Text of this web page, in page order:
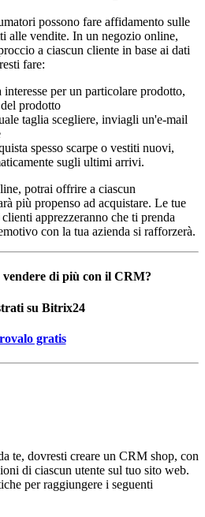
possono fare affidamento sulle
alle vendite. In un negozio online,
a ciascun cliente in base ai dati
fare:
interesse per un particolare prodotto,
prodotto
taglia scegliere, inviagli un'e-mail
spesso scarpe o vestiti nuovi,
sugli ultimi arrivi.
potrai offrire a ciascun
più propenso ad acquistare. Le tue
apprezzeranno che ti prenda
con la tua azienda si rafforzerà.
vendere di più con il CRM?
su Bitrix24
gratis
te, dovresti creare un CRM shop, con
di ciascun utente sul tuo sito web.
per raggiungere i seguenti